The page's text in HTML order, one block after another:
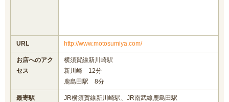
URL http://www.motosumiya.com/
お店へのアク
セス
横須賀線新川崎駅
新川崎 12分
鹿島田駅 8分
最寄駅 JR横須賀線新川崎駅、JR南武線鹿島田駅